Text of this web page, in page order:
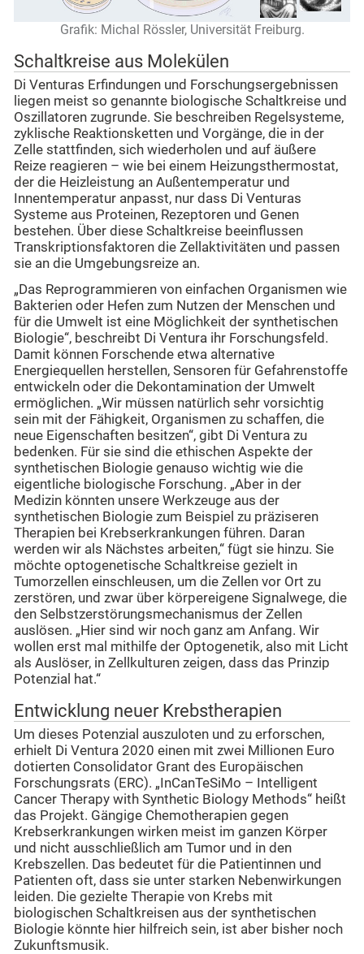
Grafik: Michal Rössler, Universität Freiburg.
Schaltkreise aus Molekülen
Di Venturas Erfindungen und Forschungsergebnissen
liegen meist so genannte biologische Schaltkreise und
Oszillatoren zugrunde. Sie beschreiben Regelsysteme,
zyklische Reaktionsketten und Vorgänge, die in der
Zelle stattfinden, sich wiederholen und auf äußere
Reize reagieren – wie bei einem Heizungsthermostat,
der die Heizleistung an Außentemperatur und
Innentemperatur anpasst, nur dass Di Venturas
Systeme aus Proteinen, Rezeptoren und Genen
bestehen. Über diese Schaltkreise beeinflussen
Transkriptionsfaktoren die Zellaktivitäten und passen
sie an die Umgebungsreize an.
„Das Reprogrammieren von einfachen Organismen wie
Bakterien oder Hefen zum Nutzen der Menschen und
für die Umwelt ist eine Möglichkeit der synthetischen
Biologie“, beschreibt Di Ventura ihr Forschungsfeld.
Damit können Forschende etwa alternative
Energiequellen herstellen, Sensoren für Gefahrenstoffe
entwickeln oder die Dekontamination der Umwelt
ermöglichen. „Wir müssen natürlich sehr vorsichtig
sein mit der Fähigkeit, Organismen zu schaffen, die
neue Eigenschaften besitzen“, gibt Di Ventura zu
bedenken. Für sie sind die ethischen Aspekte der
synthetischen Biologie genauso wichtig wie die
eigentliche biologische Forschung. „Aber in der
Medizin könnten unsere Werkzeuge aus der
synthetischen Biologie zum Beispiel zu präziseren
Therapien bei Krebserkrankungen führen. Daran
werden wir als Nächstes arbeiten,“ fügt sie hinzu. Sie
möchte optogenetische Schaltkreise gezielt in
Tumorzellen einschleusen, um die Zellen vor Ort zu
zerstören, und zwar über körpereigene Signalwege, die
den Selbstzerstörungsmechanismus der Zellen
auslösen. „Hier sind wir noch ganz am Anfang. Wir
wollen erst mal mithilfe der Optogenetik, also mit Licht
als Auslöser, in Zellkulturen zeigen, dass das Prinzip
Potenzial hat.“
Entwicklung neuer Krebstherapien
Um dieses Potenzial auszuloten und zu erforschen,
erhielt Di Ventura 2020 einen mit zwei Millionen Euro
dotierten Consolidator Grant des Europäischen
Forschungsrats (ERC). „InCanTeSiMo – Intelligent
Cancer Therapy with Synthetic Biology Methods“ heißt
das Projekt. Gängige Chemotherapien gegen
Krebserkrankungen wirken meist im ganzen Körper
und nicht ausschließlich am Tumor und in den
Krebszellen. Das bedeutet für die Patientinnen und
Patienten oft, dass sie unter starken Nebenwirkungen
leiden. Die gezielte Therapie von Krebs mit
biologischen Schaltkreisen aus der synthetischen
Biologie könnte hier hilfreich sein, ist aber bisher noch
Zukunftsmusik.